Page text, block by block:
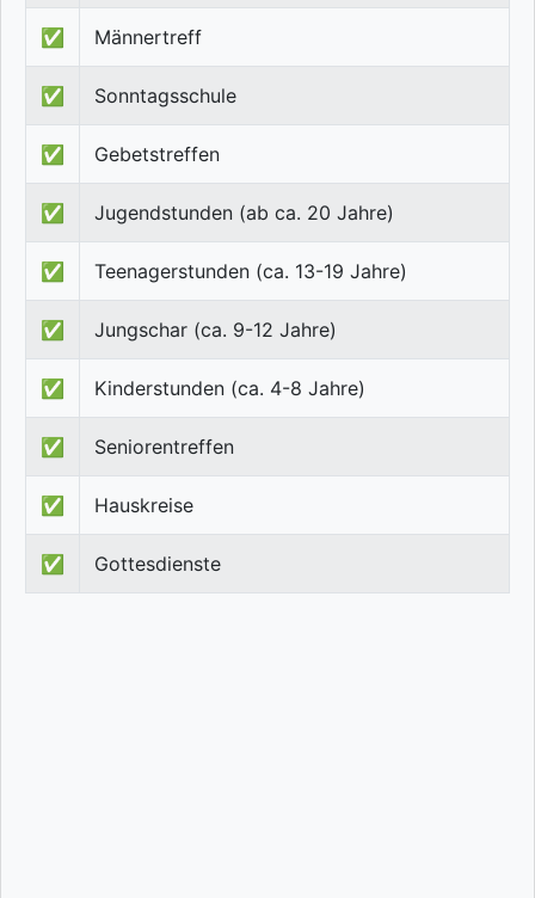
✅ Männertreff
✅ Sonntagsschule
✅ Gebetstreffen
✅ Jugendstunden (ab ca. 20 Jahre)
✅ Teenagerstunden (ca. 13-19 Jahre)
✅ Jungschar (ca. 9-12 Jahre)
✅ Kinderstunden (ca. 4-8 Jahre)
✅ Seniorentreffen
✅ Hauskreise
✅ Gottesdienste